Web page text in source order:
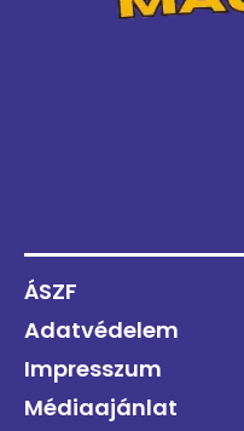
ÁSZF
Adatvédelem
Impresszum
Médiaajánlat